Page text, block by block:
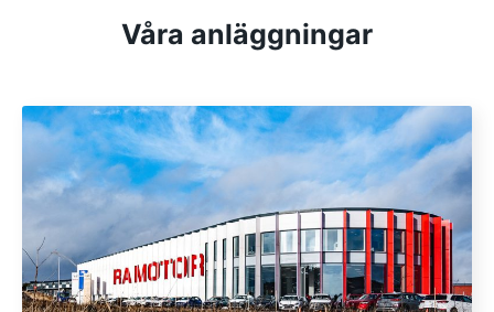
Våra anläggningar